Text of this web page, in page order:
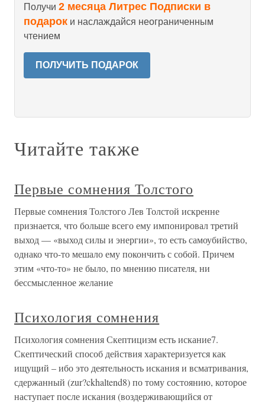
Получи 2 месяца Литрес Подписки в
подарок и наслаждайся неограниченным
чтением
ПОЛУЧИТЬ ПОДАРОК
Читайте также
Первые сомнения Толстого
Первые сомнения Толстого Лев Толстой искренне
признается, что больше всего ему импонировал третий
выход — «выход силы и энергии», то есть самоубийство,
однако что-то мешало ему покончить с собой. Причем
этим «что-то» не было, по мнению писателя, ни
бессмысленное желание
Психология сомнения
Психология сомнения Скептицизм есть искание7.
Скептический способ действия характеризуется как
ищущий – ибо это деятельность искания и всматривания,
сдержанный (zur?ckhaltend8) по тому состоянию, которое
наступает после искания (воздерживающийся от